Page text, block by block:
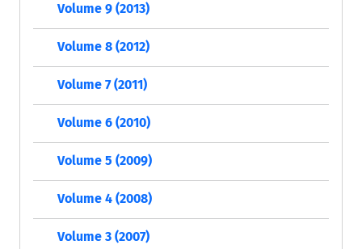
Volume 9 (2013)
Volume 8 (2012)
Volume 7 (2011)
Volume 6 (2010)
Volume 5 (2009)
Volume 4 (2008)
Volume 3 (2007)